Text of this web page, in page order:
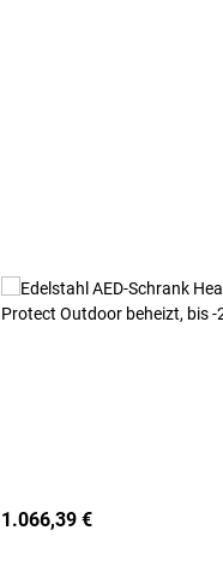
1.066,39 €